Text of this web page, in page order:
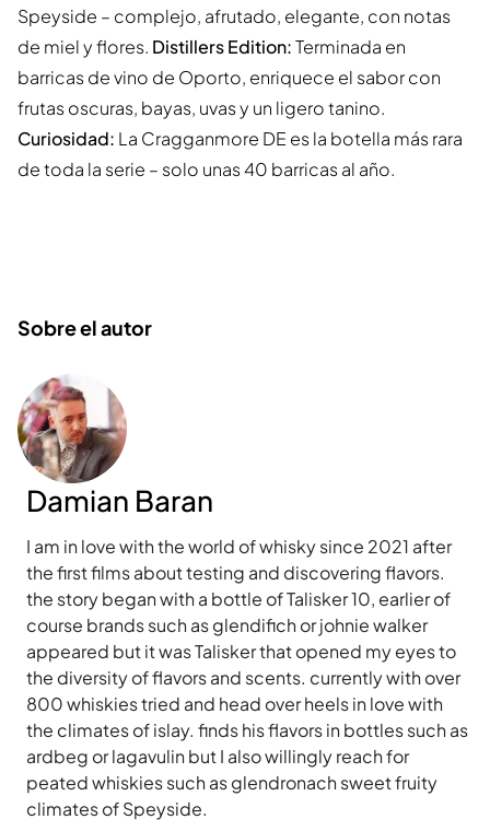
Speyside – complejo, afrutado, elegante, con notas
de miel y flores. Distillers Edition:Terminada en
barricas de vino de Oporto, enriquece el sabor con
frutas oscuras, bayas, uvas y un ligero tanino.
Curiosidad: La Cragganmore DE es la botella más rara
de toda la serie – solo unas 40 barricas al año.
Sobre el autor
Damian Baran
I am in love with the world of whisky since 2021 after
the first films about testing and discovering flavors.
the story began with a bottle of Talisker 10, earlier of
course brands such as glendifich or johnie walker
appeared but it was Talisker that opened my eyes to
the diversity of flavors and scents. currently with over
800 whiskies tried and head over heels in love with
the climates of islay. finds his flavors in bottles such as
ardbeg or lagavulin but I also willingly reach for
peated whiskies such as glendronach sweet fruity
climates of Speyside.